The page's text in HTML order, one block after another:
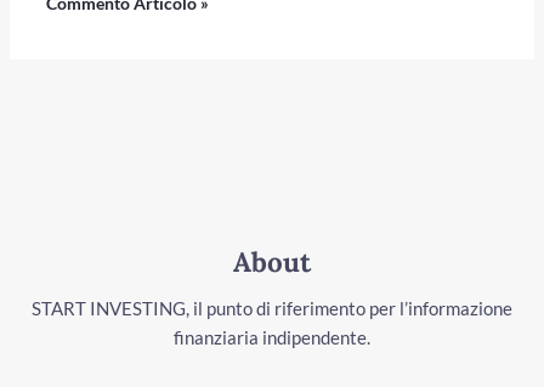
About
START INVESTING, il punto di riferimento per l’informazione
finanziaria indipendente.